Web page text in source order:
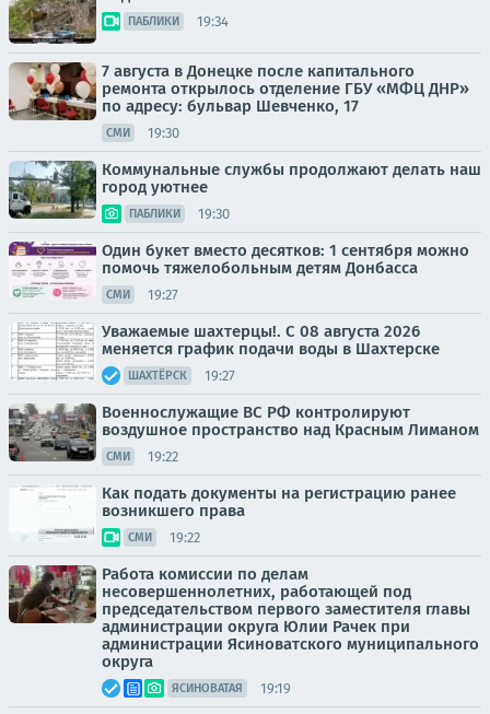
ПАБЛИКИ 19:34
7 августа в Донецке после капитального
ремонта открылось отделение ГБУ «МФЦ ДНР»
по адресу: бульвар Шевченко, 17
СМИ 19:30
Коммунальные службы продолжают делать наш
город уютнее
ПАБЛИКИ 19:30
Один букет вместо десятков: 1 сентября можно
помочь тяжелобольным детям Донбасса
СМИ 19:27
Уважаемые шахтерцы!. С 08 августа 2026
меняется график подачи воды в Шахтерске
ШАХТЁРСК 19:27
Военнослужащие ВС РФ контролируют
воздушное пространство над Красным Лиманом
СМИ 19:22
Как подать документы на регистрацию ранее
возникшего права
СМИ 19:22
Работа комиссии по делам
несовершеннолетних, работающей под
председательством первого заместителя главы
администрации округа Юлии Рачек при
администрации Ясиноватского муниципального
округа
ЯСИНОВАТАЯ 19:19